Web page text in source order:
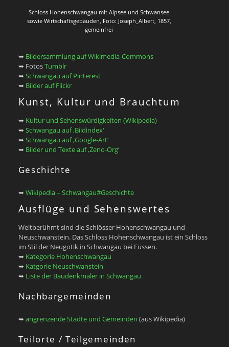
Schloss Hohenschwangau mit Alpsee und Schwansee
sowie Wirtschaftsgebäuden, Foto: Joseph_Albert, 1857,
gemeinfrei
➥ Bildersammlung auf Wikimedia-Commons
➥ FotosTumblr
➥ Schwangau auf Pinterest
➥ Bilder auf Flickr
Kunst, Kultur und Brauchtum
➥ Kultur und Sehenswürdigkeiten (Wikipedia)
➥ Schwangau auf ‚Bildindex‘
➥ Schwangau auf ‚Google-Art‘
➥ Bilder und Texte auf ‚Zeno-Org‘
Geschichte
➥ Wikipedia – Schwangau#Geschichte
Ausflüge und Sehenswertes
Weltberühmt sind die Schlösser Hohenschwangau und
Neuschwanstein. Das Schloss Hohenschwangau ist ein Schloss
im Stil der Neugotik in Schwangau bei Füssen.
➥ Kategorie Hohenschwangau
➥ Katgorie Neuschwanstein
➥ Liste der Baudenkmäler in Schwangau
Nachbargemeinden
➥ angrenzende Städte und Gemeinden (aus Wikipedia)
Teilorte / Teilgemeinden